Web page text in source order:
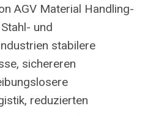
AGV Material Handling-
und
stabilere
sichereren
reduzierten